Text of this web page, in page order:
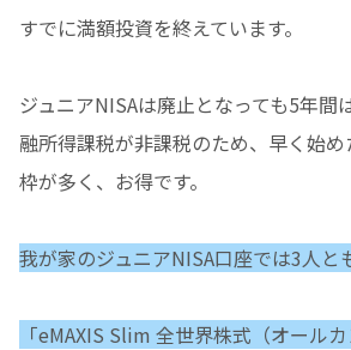
すでに満額投資を終えています。
ジュニアNISAは廃止となっても5年間
融所得課税が非課税のため、早く始
枠が多く、お得です。
我が家のジュニアNISA口座では3人と
「eMAXIS Slim 全世界株式（オールカ